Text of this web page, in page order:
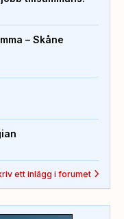
– Skåne
ett inlägg i forumet